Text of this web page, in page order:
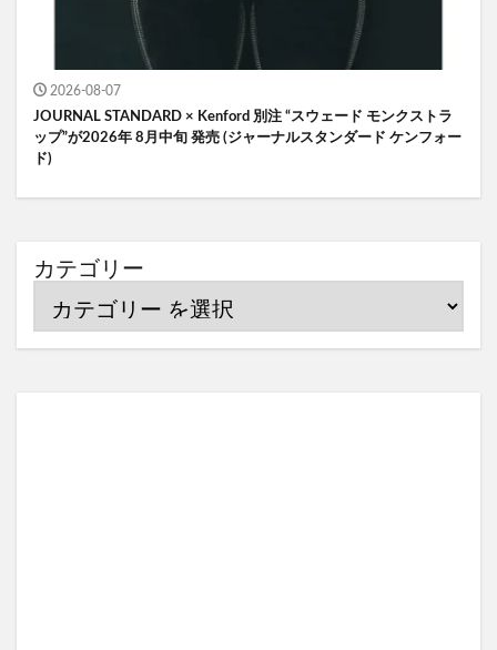
2026-08-07
JOURNAL STANDARD × Kenford 別注 “スウェード モンクストラ
ップ”が2026年 8月中旬 発売 (ジャーナルスタンダード ケンフォー
ド)
カテゴリー